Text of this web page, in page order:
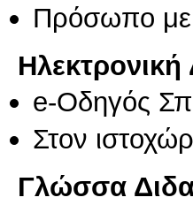
Πρόσωπο
e-Οδηγός
Στον
Γλώσσα